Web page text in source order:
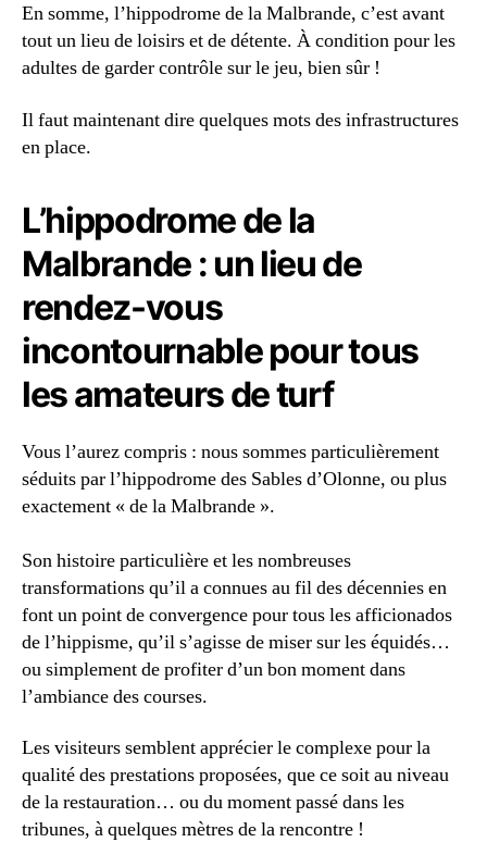
En somme, l’hippodrome de la Malbrande, c’est avant
tout un lieu de loisirs et de détente. À condition pour les
adultes de garder contrôle sur le jeu, bien sûr !
Il faut maintenant dire quelques mots des infrastructures
en place.
L’hippodrome de la
Malbrande : un lieu de
rendez-vous
incontournable pour tous
les amateurs de turf
Vous l’aurez compris : nous sommes particulièrement
séduits par l’hippodrome des Sables d’Olonne, ou plus
exactement « de la Malbrande ».
Son histoire particulière et les nombreuses
transformations qu’il a connues au fil des décennies en
font un point de convergence pour tous les afficionados
de l’hippisme, qu’il s’agisse de miser sur les équidés…
ou simplement de profiter d’un bon moment dans
l’ambiance des courses.
Les visiteurs semblent apprécier le complexe pour la
qualité des prestations proposées, que ce soit au niveau
de la restauration… ou du moment passé dans les
tribunes, à quelques mètres de la rencontre !